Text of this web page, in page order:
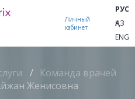
Личный
кабинет
РУС
ҚАЗ
ENG
/ Команда врачей
Женисовна